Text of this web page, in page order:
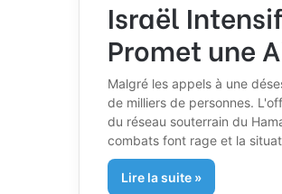
Israël
Promet une
Malgré les appels à une
de milliers de personnes.
du réseau souterrain du
combats font rage et la
Lire la suite »